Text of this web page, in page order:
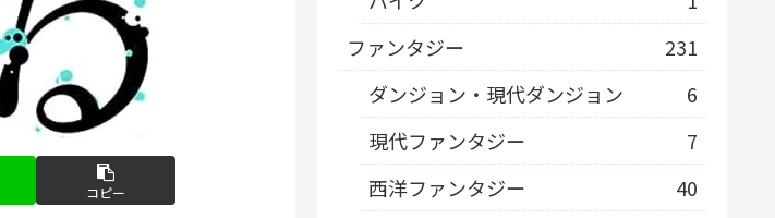
コピー
ファンタジー
231
ダンジョン・現代ダンジョン
6
現代ファンタジー
7
西洋ファンタジー
40